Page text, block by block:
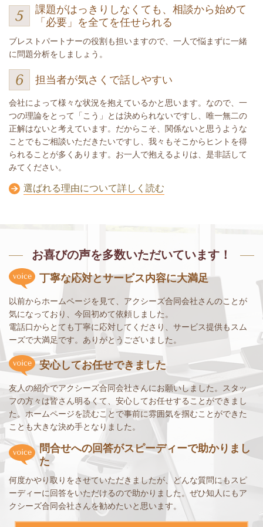
課題がはっきりしなくても、相談から始めて
「必要」を全てを任せられる
ブレストパートナーの役割も担いますので、一人で悩まずに一緒
に問題分析をしましょう。
担当者が気さくで話しやすい
会社によって様々な状況を抱えているかと思います。なので、一
つの理論をとって「こう」とは決められないですし、唯一無二の
正解はないと考えています。だからこそ、関係ないと思うような
ことでもご相談いただきたいですし、我々もそこからヒントを得
られることが多くあります。お一人で抱えるよりは、是非話して
みてください。
選ばれる理由について詳しく読む
お喜びの声を多数いただいています！
丁寧な応対とサービス内容に大満足
以前からホームページを見て、アクシーズ合同会社さんのことが
気になっており、今回初めて依頼しました。
電話口からとても丁寧に応対してくださり、サービス提供もスム
ーズで大満足です。ありがとうございました。
安心してお任せできました
友人の紹介でアクシーズ合同会社さんにお願いしました。スタッ
フの方々は皆さん明るくて、安心してお任せすることができまし
た。ホームページを読むことで事前に雰囲気を掴むことができた
ことも大きな決め手となりました。
問合せへの回答がスピーディーで助かりまし
た
何度かやり取りをさせていただきましたが、どんな質問にもスピ
ーディーに回答をいただけるので助かりました。ぜひ知人にもア
クシーズ合同会社さんを勧めたいと思います。